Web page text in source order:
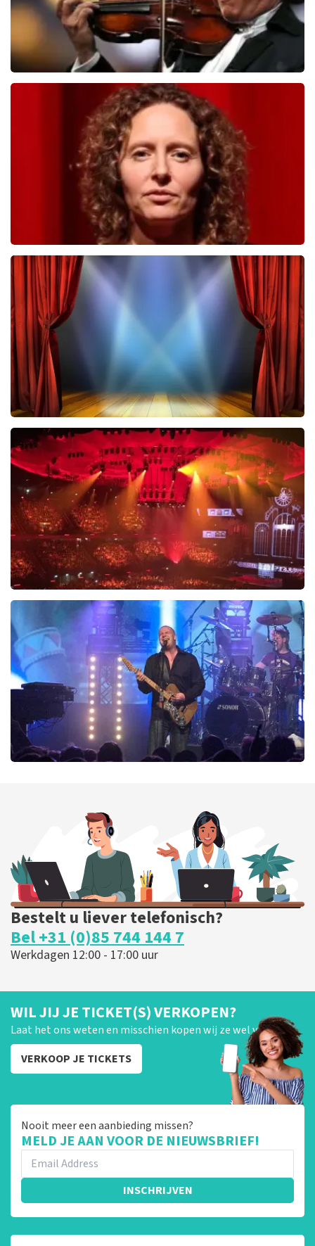
Andre Rieu
laatste 30 minuten
BESTEL NU
Esther van der Voort
742 laatste 30 minuten
BESTEL NU
40 45 De Musical
489laatste 30 minuten
BESTEL NU
Vrienden Van Amstel Live
438laatste 30 minuten
BESTEL NU
BESTEL NU
Bestelt u liever telefonisch?
Bel +31 (0)85 744 144 7
Werkdagen 12:00 - 17:00 uur
WIL JIJ JE TICKET(S) VERKOPEN?
Laat het ons weten en misschien kopen wij ze wel van je!
VERKOOP JE TICKETS
Nooit meer een aanbieding missen?
MELD JE AAN VOOR DE NIEUWSBRIEF!
INSCHRIJVEN